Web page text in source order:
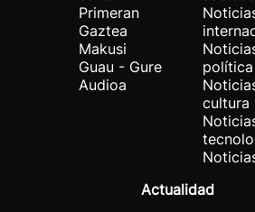
Primeran
Gaztea
Makusi
Guau - Gure
Audioa
política
cultura
Actualidad